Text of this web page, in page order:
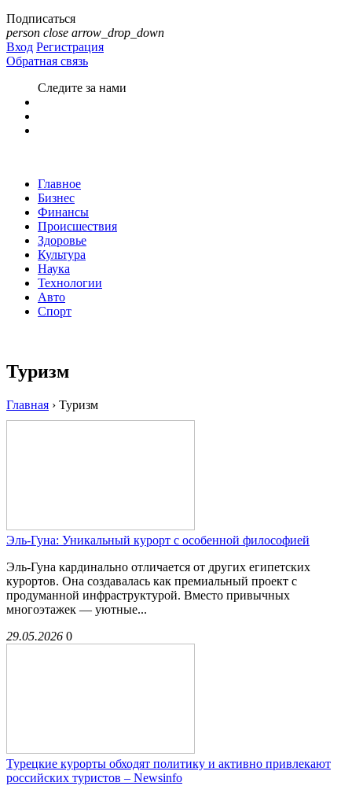
Подписаться
person close arrow_drop_down
Вход Регистрация
Обратная связь
Следите за нами
Главное
Бизнес
Финансы
Происшествия
Здоровье
Культура
Наука
Технологии
Авто
Спорт
Туризм
Главная › Туризм
Эль-Гуна: Уникальный курорт с особенной философией
Эль-Гуна кардинально отличается от других египетских
курортов. Она создавалась как премиальный проект с
продуманной инфраструктурой. Вместо привычных
многоэтажек — уютные...
29.05.2026 0
Турецкие курорты обходят политику и активно привлекают
российских туристов – Newsinfo